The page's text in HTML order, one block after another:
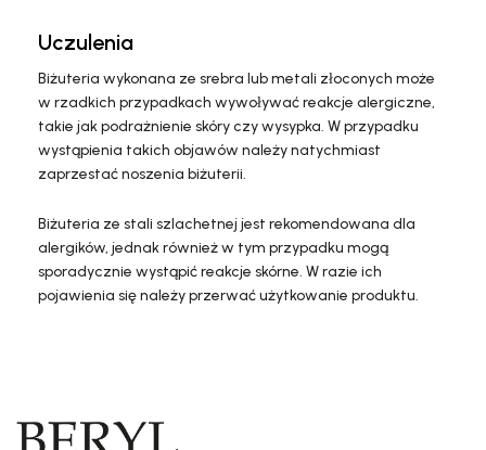
Uczulenia
Biżuteria wykonana ze srebra lub metali złoconych może
w rzadkich przypadkach wywoływać reakcje alergiczne,
takie jak podrażnienie skóry czy wysypka. W przypadku
wystąpienia takich objawów należy natychmiast
zaprzestać noszenia biżuterii.
Biżuteria ze stali szlachetnej jest rekomendowana dla
alergików, jednak również w tym przypadku mogą
sporadycznie wystąpić reakcje skórne. W razie ich
pojawienia się należy przerwać użytkowanie produktu.